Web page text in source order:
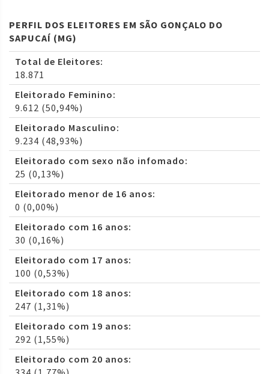
PERFIL DOS ELEITORES EM SÃO GONÇALO DO
SAPUCAÍ (MG)
Total de Eleitores:
18.871
Eleitorado Feminino:
9.612 (50,94%)
Eleitorado Masculino:
9.234 (48,93%)
Eleitorado com sexo não infomado:
25 (0,13%)
Eleitorado menor de 16 anos:
0 (0,00%)
Eleitorado com 16 anos:
30 (0,16%)
Eleitorado com 17 anos:
100 (0,53%)
Eleitorado com 18 anos:
247 (1,31%)
Eleitorado com 19 anos:
292 (1,55%)
Eleitorado com 20 anos: